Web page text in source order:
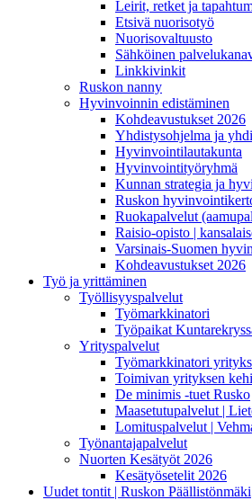
Leirit, retket ja
Etsivä nuorisotyö
Nuorisovaltuusto
Sähköinen
Linkkivinkit
Ruskon nanny
Hyvinvoinnin edistäminen
Kohdeavustukset 2026
Yhdistysohjelma ja
Hyvinvointilautakunta
Hyvinvointityöryhmä
Kunnan strategia ja
Ruskon
Ruokapalvelut
Raisio-opisto |
Varsinais-Suomen
Kohdeavustukset 2026
Työ ja yrittäminen
Työllisyyspalvelut
Työmarkkinatori
Työpaikat
Yrityspalvelut
Työmarkkinatori
Toimivan yrityksen
De minimis -tuet Rusko
Maasetutupalvelut |
Lomituspalvelut |
Työnantajapalvelut
Nuorten Kesätyöt 2026
Kesätyösetelit 2026
Uudet tontit | Ruskon Päällistönmäki